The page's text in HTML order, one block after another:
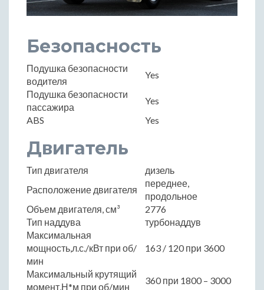
Безопасность
Подушка безопасности
водителя
Yes
Подушка безопасности
пассажира
Yes
ABS
Yes
Двигатель
Тип двигателя
дизель
Расположение двигателя
переднее,
продольное
Объем двигателя, см³
2776
Тип наддува
турбонаддув
Максимальная
мощность,л.с./кВт при об/
мин
163 / 120 при 3600
Максимальный крутящий
момент,Н*м при об/мин
360 при 1800 – 3000